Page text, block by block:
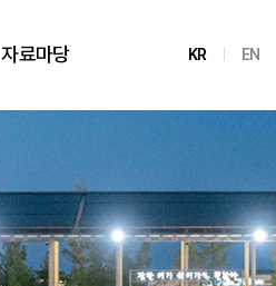
자료마당 KR EN